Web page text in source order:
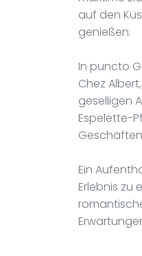
auf den
genießen.
In puncto
Chez
geselligen
Espelette-
Ein
Erlebnis zu